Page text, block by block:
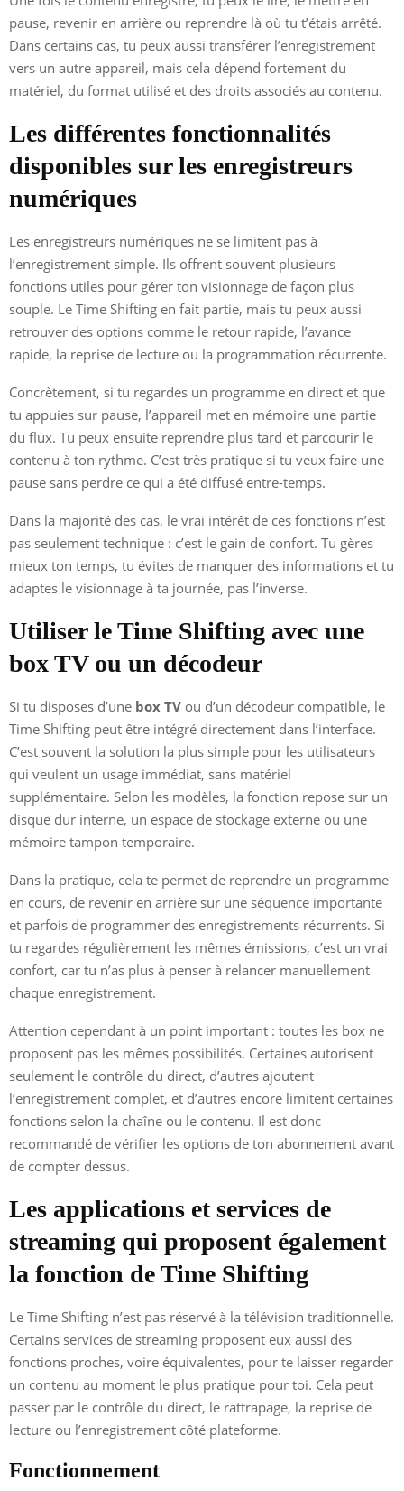
pause, revenir en arrière ou reprendre là où tu t’étais arrêté.
Dans certains cas, tu peux aussi transférer l’enregistrement
vers un autre appareil, mais cela dépend fortement du
matériel, du format utilisé et des droits associés au contenu.
Les différentes fonctionnalités
disponibles sur les enregistreurs
numériques
Les enregistreurs numériques ne se limitent pas à
l’enregistrement simple. Ils offrent souvent plusieurs
fonctions utiles pour gérer ton visionnage de façon plus
souple. Le Time Shifting en fait partie, mais tu peux aussi
retrouver des options comme le retour rapide, l’avance
rapide, la reprise de lecture ou la programmation récurrente.
Concrètement, si tu regardes un programme en direct et que
tu appuies sur pause, l’appareil met en mémoire une partie
du flux. Tu peux ensuite reprendre plus tard et parcourir le
contenu à ton rythme. C’est très pratique si tu veux faire une
pause sans perdre ce qui a été diffusé entre-temps.
Dans la majorité des cas, le vrai intérêt de ces fonctions n’est
pas seulement technique : c’est le gain de confort. Tu gères
mieux ton temps, tu évites de manquer des informations et tu
adaptes le visionnage à ta journée, pas l’inverse.
Utiliser le Time Shifting avec une
box TV ou un décodeur
Si tu disposes d’une box TV ou d’un décodeur compatible, le
Time Shifting peut être intégré directement dans l’interface.
C’est souvent la solution la plus simple pour les utilisateurs
qui veulent un usage immédiat, sans matériel
supplémentaire. Selon les modèles, la fonction repose sur un
disque dur interne, un espace de stockage externe ou une
mémoire tampon temporaire.
Dans la pratique, cela te permet de reprendre un programme
en cours, de revenir en arrière sur une séquence importante
et parfois de programmer des enregistrements récurrents. Si
tu regardes régulièrement les mêmes émissions, c’est un vrai
confort, car tu n’as plus à penser à relancer manuellement
chaque enregistrement.
Attention cependant à un point important : toutes les box ne
proposent pas les mêmes possibilités. Certaines autorisent
seulement le contrôle du direct, d’autres ajoutent
l’enregistrement complet, et d’autres encore limitent certaines
fonctions selon la chaîne ou le contenu. Il est donc
recommandé de vérifier les options de ton abonnement avant
de compter dessus.
Les applications et services de
streaming qui proposent également
la fonction de Time Shifting
Le Time Shifting n’est pas réservé à la télévision traditionnelle.
Certains services de streaming proposent eux aussi des
fonctions proches, voire équivalentes, pour te laisser regarder
un contenu au moment le plus pratique pour toi. Cela peut
passer par le contrôle du direct, le rattrapage, la reprise de
lecture ou l’enregistrement côté plateforme.
Fonctionnement